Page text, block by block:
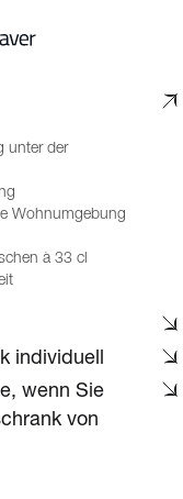
unter der
Wohnumgebung
à 33 cl
individuell
wenn Sie
von